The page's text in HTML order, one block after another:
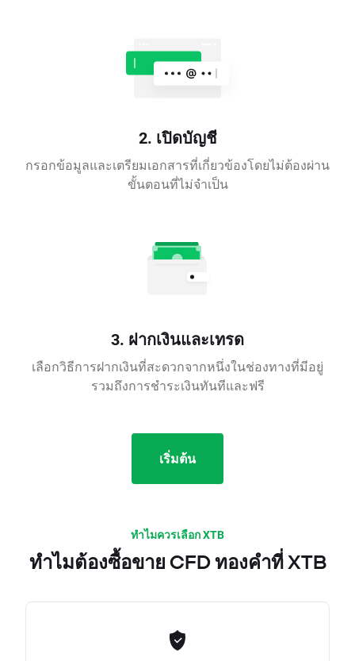
2. เปิดบัญชี
กรอกข้อมูลและเตรียมเอกสารที่เกี่ยวข้องโดยไม่ต้องผ่าน
ขั้นตอนที่ไม่จำเป็น
3. ฝากเงินและเทรด
เลือกวิธีการฝากเงินที่สะดวกจากหนึ่งในช่องทางที่มีอยู่
รวมถึงการชำระเงินทันทีและฟรี
เริ่มต้น
ทำไมควรเลือก XTB
ทำไมต้องซื้อขาย CFD ทองคำที่ XTB